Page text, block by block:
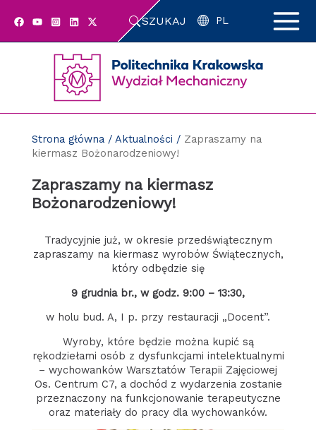
SZUKAJ PL
Strona główna/ Aktualności / Zapraszamy na
kiermasz Bożonarodzeniowy!
Zapraszamy na kiermasz
Bożonarodzeniowy!
Tradycyjnie już, w okresie przedświątecznym
zapraszamy na kiermasz wyrobów Świątecznych,
który odbędzie się
9 grudnia br., w godz. 9:00 – 13:30,
w holu bud. A, I p. przy restauracji „Docent”.
Wyroby, które będzie można kupić są
rękodziełami osób z dysfunkcjami intelektualnymi
– wychowanków Warsztatów Terapii Zajęciowej
Os. Centrum C7, a dochód z wydarzenia zostanie
przeznaczony na funkcjonowanie terapeutyczne
oraz materiały do pracy dla wychowanków.